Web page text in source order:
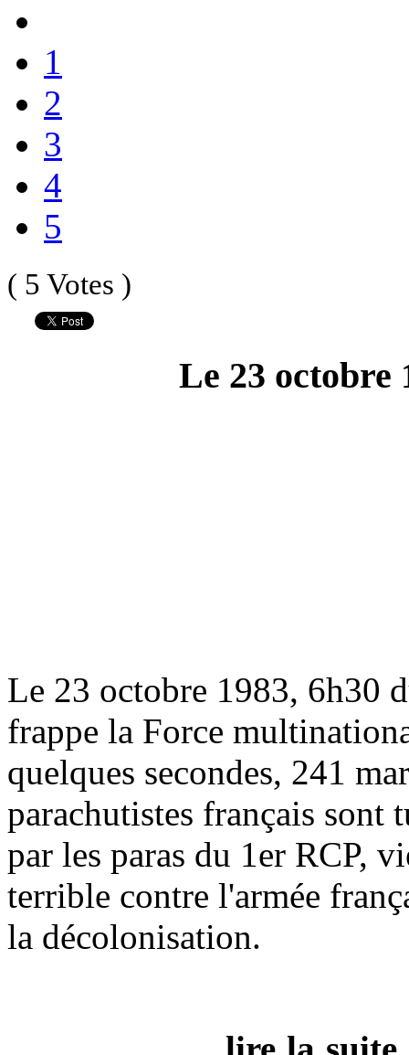
1
2
3
4
5
( 5 Votes )
Le 23 octobre
Le 23 octobre 1983, 6h30
frappe la Force
quelques secondes, 241
parachutistes français sont
par les paras du 1er RCP,
terrible contre l'armée
la décolonisation.